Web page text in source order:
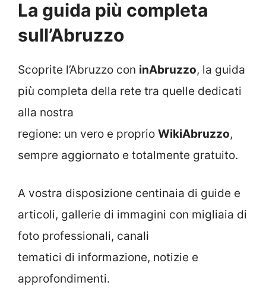
La guida più completa
sull’Abruzzo
Scoprite l’Abruzzo con inAbruzzo, la guida
più completa della rete tra quelle dedicati
alla nostra
regione: un vero e proprio WikiAbruzzo,
sempre aggiornato e totalmente gratuito.
A vostra disposizione centinaia di guide e
articoli, gallerie di immagini con migliaia di
foto professionali, canali
tematici di informazione, notizie e
approfondimenti.